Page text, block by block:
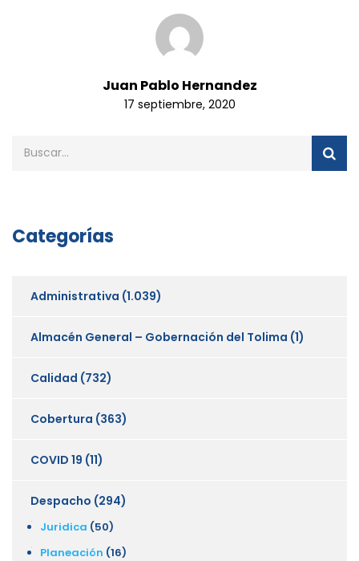
Juan Pablo Hernandez
17 septiembre, 2020
Categorías
Administrativa (1.039)
Almacén General – Gobernación del Tolima (1)
Calidad (732)
Cobertura (363)
COVID 19 (11)
Despacho (294)
Juridica (50)
Planeación (16)